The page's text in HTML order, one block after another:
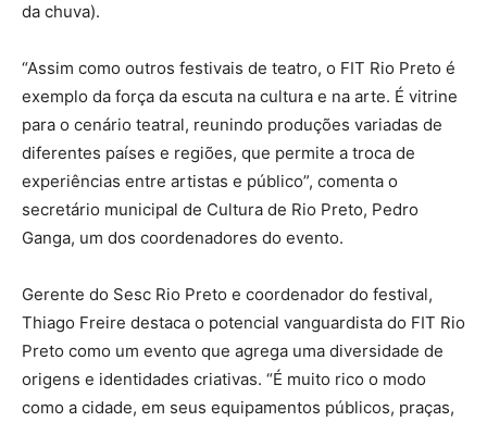
da chuva).
“Assim como outros festivais de teatro, o FIT Rio Preto é
exemplo da força da escuta na cultura e na arte. É vitrine
para o cenário teatral, reunindo produções variadas de
diferentes países e regiões, que permite a troca de
experiências entre artistas e público”, comenta o
secretário municipal de Cultura de Rio Preto, Pedro
Ganga, um dos coordenadores do evento.
Gerente do Sesc Rio Preto e coordenador do festival,
Thiago Freire destaca o potencial vanguardista do FIT Rio
Preto como um evento que agrega uma diversidade de
origens e identidades criativas. “É muito rico o modo
como a cidade, em seus equipamentos públicos, praças,